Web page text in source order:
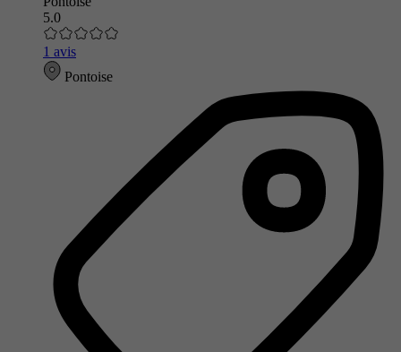
5.0
1 avis
Pontoise